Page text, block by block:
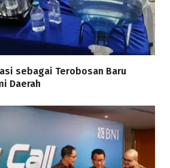
sebagai Terobosan Baru
Daerah